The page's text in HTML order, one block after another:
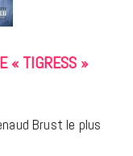
« TIGRESS »
Brust le plus